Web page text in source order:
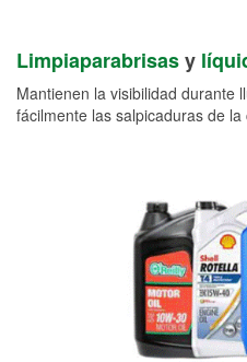
Limpiaparabrisasy
Mantienen la visibilidad durante
fácilmente las salpicaduras de